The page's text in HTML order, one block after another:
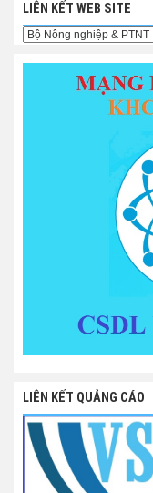
LIÊN KẾT WEB SITE
LIÊN KẾT QUẢNG CÁO